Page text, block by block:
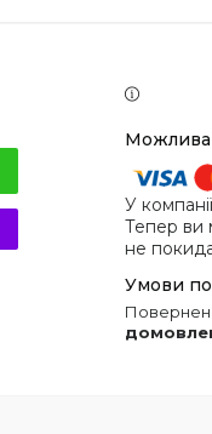
У
Тепер ви
не